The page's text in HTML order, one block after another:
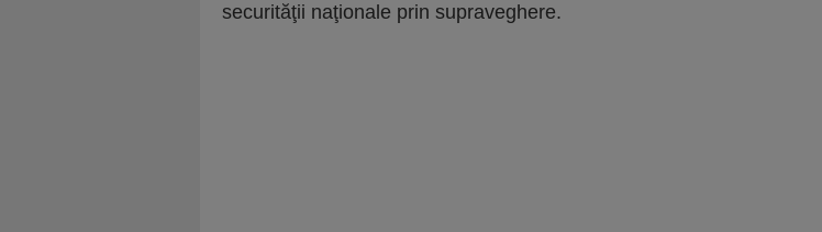
securităţii naţionale prin supraveghere.